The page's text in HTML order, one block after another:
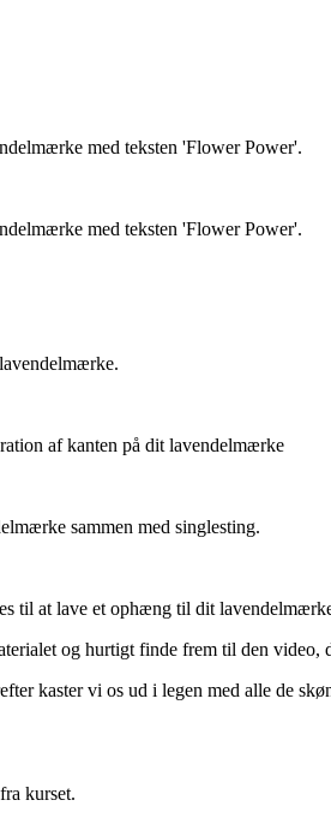
med teksten 'Flower Power'.
med teksten 'Flower Power'.
af kanten på dit lavendelmærke
sammen med singlesting.
til at lave et ophæng til dit
og hurtigt finde frem til den video,
kaster vi os ud i legen med alle de
kurset.